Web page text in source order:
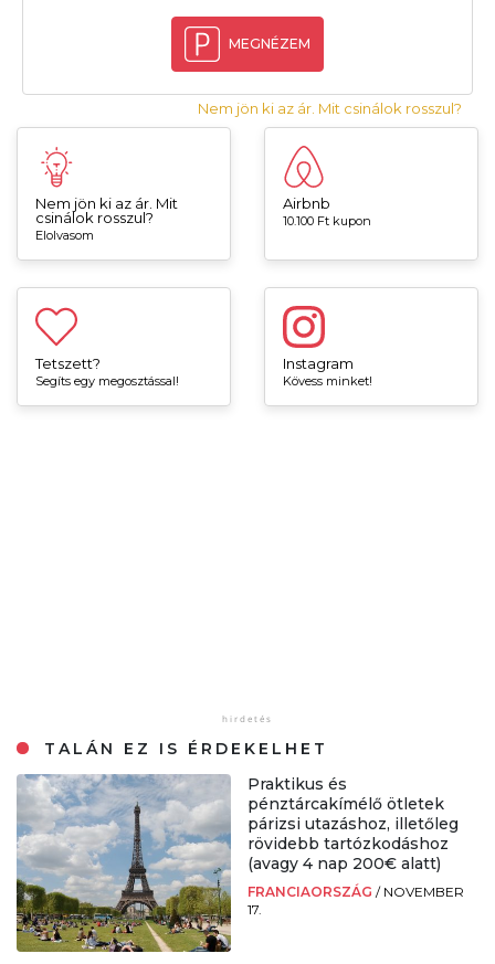
MEGNÉZEM
Nem jön ki az ár. Mit csinálok rosszul?
Nem jön ki az ár. Mit
csinálok rosszul?
Elolvasom
Airbnb
10.100 Ft kupon
Tetszett?
Segíts egy megosztással!
Instagram
Kövess minket!
TALÁN EZ IS ÉRDEKELHET
Praktikus és
pénztárcakímélő ötletek
párizsi utazáshoz, illetőleg
rövidebb tartózkodáshoz
(avagy 4 nap 200€ alatt)
FRANCIAORSZÁG / NOVEMBER
17.